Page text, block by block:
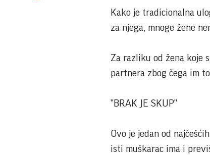
Kako je tradicionalna
za njega, mnoge žene
Za razliku od žena koje
partnera zbog čega im
"BRAK JE SKUP"
Ovo je jedan od
isti muškarac ima i